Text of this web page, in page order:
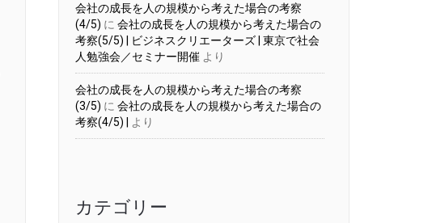
会社の成長を人の規模から考えた場合の考察
(4/5) に 会社の成長を人の規模から考えた場合の
考察(5/5) | ビジネスクリエーターズ | 東京で社会
人勉強会／セミナー開催 より
会社の成長を人の規模から考えた場合の考察
(3/5) に 会社の成長を人の規模から考えた場合の
考察(4/5) |
より
カテゴリー